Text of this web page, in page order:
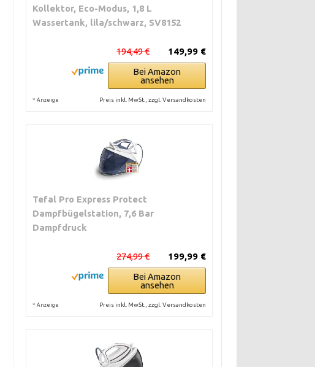
Kollektor, Eco-Modus, 1,8 L
Wassertank, lila/schwarz, SV8152
149,99 €
194,49 €
Bei Amazon
ansehen
* Anzeige Preis inkl. MwSt., zzgl. Versandkosten
Tefal Pro Express Protect
Dampfbügelstation, 7,6 Bar
Dampfdruck
199,99 €
274,99 €
Bei Amazon
ansehen
* Anzeige Preis inkl. MwSt., zzgl. Versandkosten